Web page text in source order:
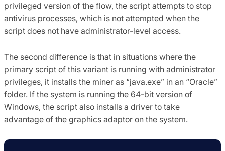
privileged version of the flow, the script attempts to stop
antivirus processes, which is not attempted when the
script does not have administrator-level access.
The second difference is that in situations where the
primary script of this variant is running with administrator
privileges, it installs the miner as “java.exe” in an “Oracle”
folder. If the system is running the 64-bit version of
Windows, the script also installs a driver to take
advantage of the graphics adaptor on the system.